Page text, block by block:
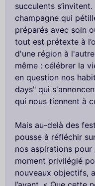
succulents
champagne qui
préparés avec soin
tout est prétexte à
d'une région à
même : célébrer la
en question nos
days" qui
qui nous tiennent à
Mais au-delà des
pousse à réfléchir
nos aspirations pour
moment privilégié
nouveaux objectifs,